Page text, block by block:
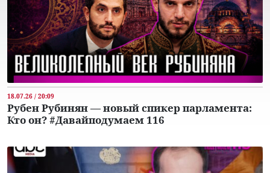
18.07.26 / 20:09
Рубен Рубинян — новый спикер парламента:
Кто он? #Давайподумаем 116